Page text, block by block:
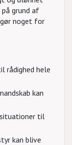
grund af
gør noget for
rådighed hele
kan
til
kan blive